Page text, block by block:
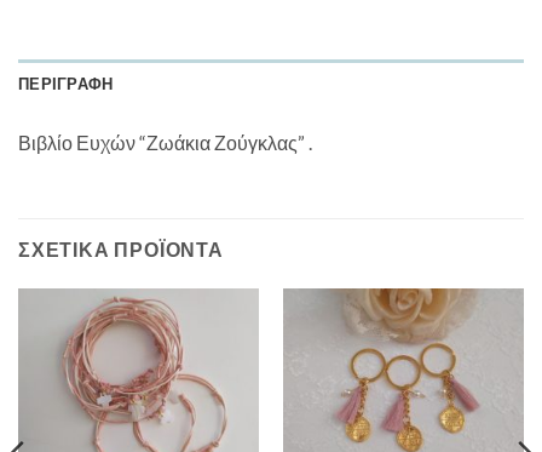
ΠΕΡΙΓΡΑΦΉ
Βιβλίο Ευχών “Ζωάκια Ζούγκλας” .
ΣΧΕΤΙΚΆ ΠΡΟΪΌΝΤΑ